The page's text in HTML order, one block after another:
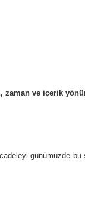
ve içerik
günümüzde